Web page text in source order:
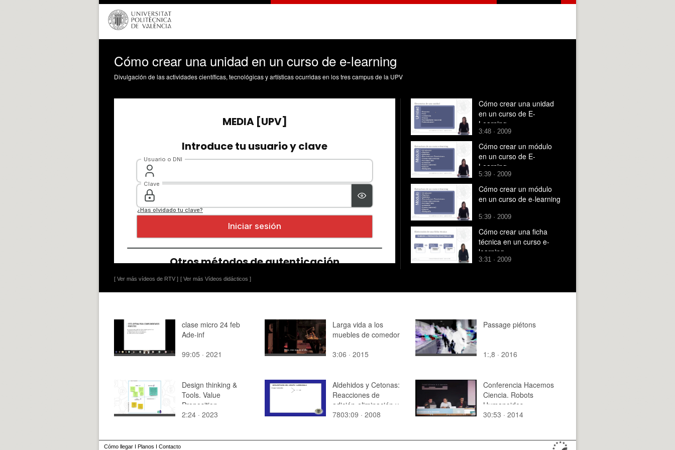
Cómo crear una unidad en un curso de e-learning
Divulgación de las actividades científicas, tecnológicas y artísticas ocurridas en los tres campus de la UPV
[ Ver más vídeos de RTV ] [ Ver más Vídeos didácticos ]
Cómo crear una unidad
en un curso de E-
Learning
3:48 · 2009
Cómo crear un módulo
en un curso de E-
Learning
5:39 · 2009
Cómo crear un módulo
en un curso de e-learning
5:39 · 2009
Cómo crear una ficha
técnica en un curso e-
learning
3:31 · 2009
clase micro 24 feb
Ade-inf
99:05 · 2021
Larga vida a los
muebles de comedor
3:06 · 2015
Passage piétons
1:,8 · 2016
Design thinking &
Tools. Value
Proposition
2:24 · 2023
Aldehidos y Cetonas:
Reacciones de
adición-eliminación y
reacciones de
7803:09 · 2008
Conferencia Hacemos
Ciencia. Robots
Humanoides
30:53 · 2014
Cómo llegar I Planos I Contacto